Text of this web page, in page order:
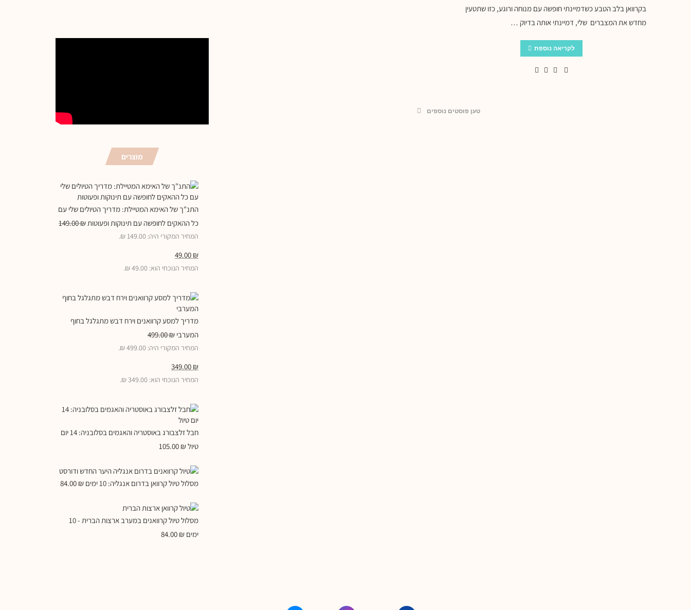
בקרוואן בלב הטבע כשדמיינתי חופשה עם מנוחה ורוגע, כזו שתטעין
מחדש את המצברים שלי, דמיינתי אותה בדיוק …
לקריאה נוספת
טען פוסטים נוספים
מוצרים
התנ"ך של האימא המטיילת: מדריך הטיולים שלי עם
כל ההאקים לחופשה עם תינוקות ופעוטות
149.00₪
המחיר המקורי היה: 149.00 ₪.
49.00 ₪
המחיר הנוכחי הוא: 49.00 ₪.
מדריך למסע קרוואנים וירח דבש מתגלגל בחוף
המערבי
499.00₪
המחיר המקורי היה: 499.00 ₪.
349.00 ₪
המחיר הנוכחי הוא: 349.00 ₪.
חבל זלצבורג באוסטריה והאגמים בסלובניה: 14 יום
טיול
105.00 ₪
מסלול טיול קרוואן בדרום אנגליה: 10 ימים 84.00 ₪
מסלול טיול קרוואנים במערב ארצות הברית - 10
ימים
84.00 ₪